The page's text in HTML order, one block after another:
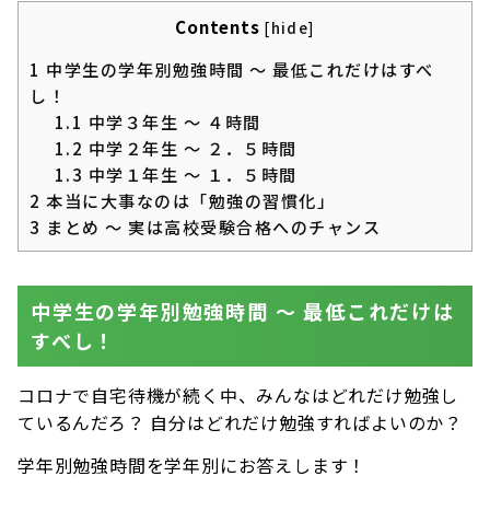
Contents [hide]
1 中学生の学年別勉強時間 〜 最低これだけはすべ
し！
1.1 中学３年生 〜 ４時間
1.2 中学２年生 〜 ２．５時間
1.3 中学１年生 〜 １．５時間
2 本当に大事なのは「勉強の習慣化」
3 まとめ 〜 実は高校受験合格へのチャンス
中学生の学年別勉強時間 〜 最低これだけは
すべし！
コロナで自宅待機が続く中、みんなはどれだけ勉強し
ているんだろ？ 自分はどれだけ勉強すればよいのか？
学年別勉強時間を学年別にお答えします！